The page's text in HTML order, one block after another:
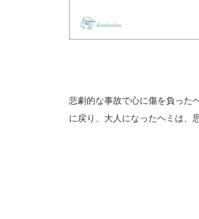
悲劇的な事故で心に傷を負った
に戻り、大人になったヘミは、